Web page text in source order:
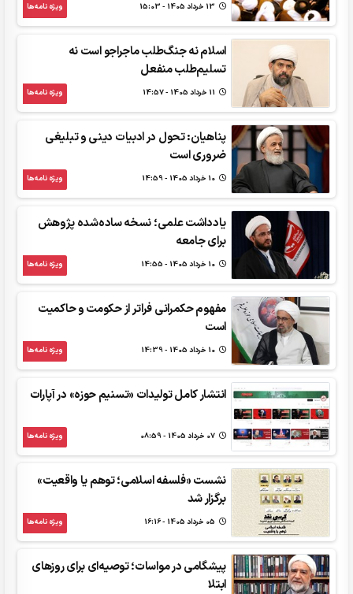
ویژه نامه‌ها
اسلام نه جنگ‌طلب ماجراجو است نه
تسلیم‌طلب منفعل
ویژه نامه‌ها
پناهیان: تحول در ادبیات دینی و تبلیغی
ضروری است
ویژه نامه‌ها
یادداشت علمی؛ نسخه ساده‌شده پژوهش
برای جامعه
ویژه نامه‌ها
مفهوم حکمرانی فراتر از حکومت و حاکمیت
است
ویژه نامه‌ها
انتشار کامل تولیدات «تسنیم حوزه» در آپارات
ویژه نامه‌ها
نشست «فلسفه اسلامی؛ توهم یا واقعیت»
برگزار شد
ویژه نامه‌ها
پیشگامی در مواسات؛ توصیه‌ای برای روزهای
ابتلا